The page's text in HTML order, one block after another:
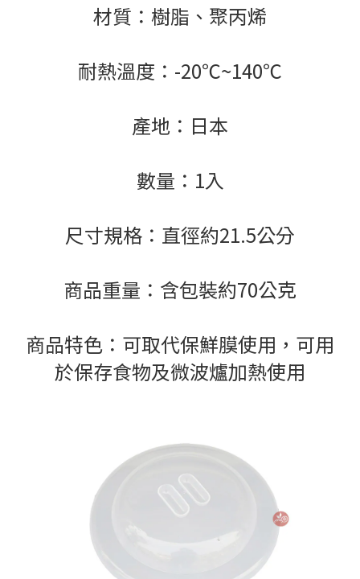
材質：樹脂、聚丙烯
耐熱溫度：-20℃~140℃
產地：日本
數量：1入
尺寸規格：直徑約21.5公分
商品重量：含包裝約70公克
商品特色：可取代保鮮膜使用，可用
於保存食物及微波爐加熱使用